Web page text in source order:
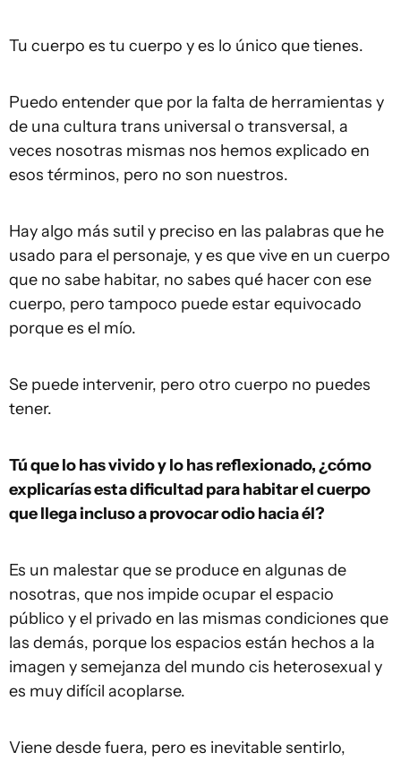
Tu cuerpo es tu cuerpo y es lo único que tienes.
Puedo entender que por la falta de herramientas y
de una cultura trans universal o transversal, a
veces nosotras mismas nos hemos explicado en
esos términos, pero no son nuestros.
Hay algo más sutil y preciso en las palabras que he
usado para el personaje, y es que vive en un cuerpo
que no sabe habitar, no sabes qué hacer con ese
cuerpo, pero tampoco puede estar equivocado
porque es el mío.
Se puede intervenir, pero otro cuerpo no puedes
tener.
Tú que lo has vivido y lo has reflexionado, ¿cómo
explicarías esta dificultad para habitar el cuerpo
que llega incluso a provocar odio hacia él?
Es un malestar que se produce en algunas de
nosotras, que nos impide ocupar el espacio
público y el privado en las mismas condiciones que
las demás, porque los espacios están hechos a la
imagen y semejanza del mundo cis heterosexual y
es muy difícil acoplarse.
Viene desde fuera, pero es inevitable sentirlo,